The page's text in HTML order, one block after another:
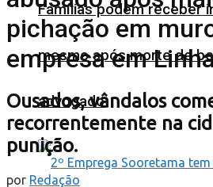
Famílias podem receber
mesmo após morte de
advogado
pichação em
empresa em
Ousados, vândalos
recorrentemente na
punição.
por Redação